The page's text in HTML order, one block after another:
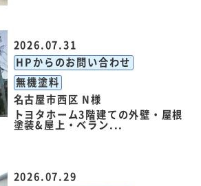
2026.07.31
HPからのお問い合わせ
無機塗料
名古屋市西区 N様
トヨタホーム3階建ての外壁・屋根
塗装&屋上・ベラン...
2026.07.29